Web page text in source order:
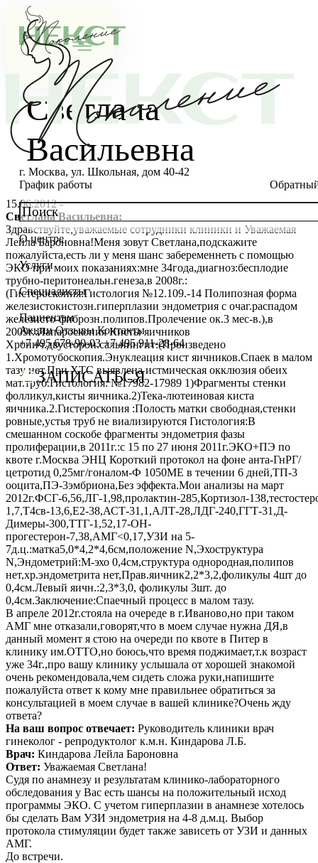
г. Москва, ул. Школьная, дом 40-42
График работы
О центре
О клинике
Новости
Благотворительность
Сотрудничество с врачами
График работы
Фотогалерея
Видео
Истории пациентов
Услуги
Консультации специалистов
Стоимость ЭКО
Программы врт и эко
Донорство
Акушерство и гинекология
Андрология
Анализы
Специалисты
Главный врач
Заместитель главного врача
Репродуктолог
Гинеколог
Андролог
Генетик
Эндокринолог
Специалист УЗД
Эмбриолог
Анестезиолог
Психолог
Гематолог
Терапевт
Маммолог
Пациентам
Онлайн-консультации специалистов
Онлайн-оплата
Вопрос специалисту (Вопрос-ответ)
ЭКО по ОМС
Хранение эмбрионов
Налоговый вычет
Проживание
Транспортировка репродуктивного материала
Обследования перед ЭКО, криопереносом (по ОМС)
Обследование перед ЭКО, для сурмам и доноров (на
Формы документов
Политика обработки персональных данных
Полезные статьи и видео
АкцииОтзывыКонтакты
+7 495 678-90-03 +7 495 911-28-64
ЗАПИСАТЬСЯ
Светлана
Васильевна
15.06.2012 -
Светлана Васильевна:
Здравствуйте,уважаемые сотрудники клиники и Уважаемая
Лейла Бароновна!Меня зовут Светлана,подскажите
пожалуйста,есть ли у меня шанс забеременнеть с помощью
ЭКО при моих показаниях:мне 34года,диагноз:бесплодие
трубно-перитонеальн.генеза,в 2008г.:
(Гистероскопия:Гистология №12.109.-14 Полипозная форма
железистокистозн.гиперплазии эндометрия с очаг.распадом
железисто-фиброзн.полипов.Пролечение ок.3 мес-в.),в
2009г.:Лапароскопия Кисты яичников
Хронич.двусторон.сальпингит:(Произведено
1.Хромотубоскопия.Энуклеация кист яичников.Спаек в малом
тазу нет.При ХТС выявлена истмическая окклюзия обеих
мат.труб.Гистология: №17982-17989 1)Фрагменты стенки
фолликул,кисты яичника.2)Тека-лютеиновая киста
яичника.2.Гистероскопия :Полость матки свободная,стенки
ровные,устья труб не виализируются Гистология:В
смешанном соскобе фрагменты эндометрия фазы
пролиферации,в 2011г.:с 15 по 27 июня 2011г.ЭКО+ПЭ по
квоте г.Москва ЭНЦ Короткий протокол на фоне анта-ГнРГ/
цетротид 0,25мг/гоналом-Ф 1050МЕ в течении 6 дней,ТП-3
ооцита,ПЭ-3эмбриона,Без эффекта.Мои анализы на март
2012г.ФСГ-6,56,ЛГ-1,98,пролактин-285,Кортизол-
1,7,Т4св-13,6,Е2-38,АСТ-31,1,АЛТ-28,ЛДГ-240,ГГТ-31,Д-
Димеры-300,ТТГ-1,52,17-ОН-
прогестерон-7,38,АМГ<0,17,УЗИ на 5-
7д.ц.:матка5,0*4,2*4,6см,положение N,Эхоструктура
N,Эндометрий:М-эхо 0,4см,структура однородная,полипов
нет,хр.эндометрита нет,Прав.яичник2,2*3,2,фоликулы 4шт до
0,4см.Левый яичн.:2,3*3,0, фоликулы 3шт. до
0,4см.Заключение:Спаечный процесс в малом тазу.
В апреле 2012г.стояла на очереде в г.Иваново,но при таком
АМГ мне отказали,говорят,что в моем случае нужна ДЯ,в
данный момент я стою на очереди по квоте в Питер в
клинику им.ОТТО,но боюсь,что время поджимает,т.к возраст
уже 34г.,про вашу клинику услышала от хорошей знакомой
очень рекомендовала,чем сидеть сложа руки,напишите
пожалуйста ответ к кому мне правильнее обратиться за
консультацией в моем случае в вашей клинике?Очень жду
ответа?
На ваш вопрос отвечает: Руководитель клиники врач
гинеколог - репродуктолог к.м.н. Киндарова Л.Б.
Врач: Киндарова Лейла Бароновна
Ответ: Уважаемая Светлана!
Судя по анамнезу и результатам клинико-лабораторного
обследования у Вас есть шансы на положительный исход
программы ЭКО. С учетом гиперплазии в анамнезе хотелось
бы сделать Вам УЗИ эндометрия на 4-8 д.м.ц. Выбор
протокола стимуляции будет также зависеть от УЗИ и данных
АМГ.
До встречи.